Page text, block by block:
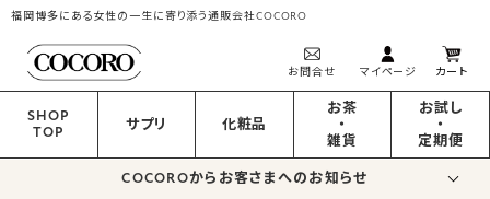
福岡博多にある女性の一生に寄り添う通販会社COCORO
お問合せ マイページ カート
SHOP
TOP
サプリ 化粧品
お茶
・
雑貨
お試し
・
定期便
COCOROからお客さまへのお知らせ